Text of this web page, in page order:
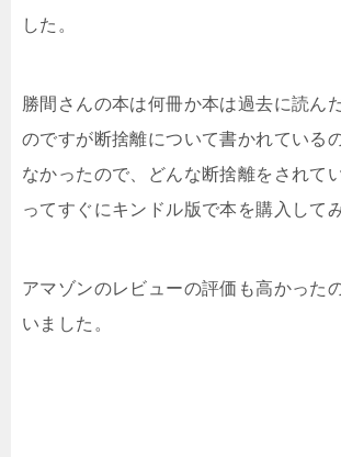
した。
勝間さんの本は何冊か本は過去に読ん
のですが断捨離について書かれている
なかったので、どんな断捨離をされて
ってすぐにキンドル版で本を購入して
アマゾンのレビューの評価も高かった
いました。